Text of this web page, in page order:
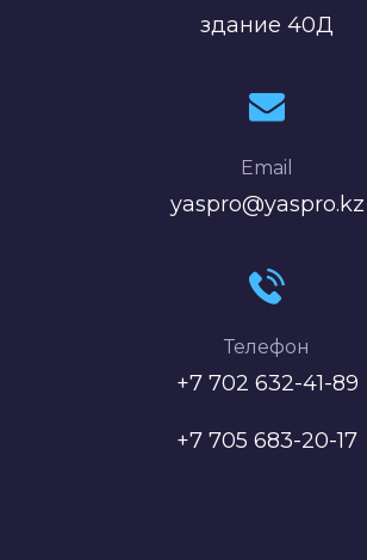
здание 40Д
Email
yaspro@yaspro.kz
Телефон
+7 702 632-41-89
+7 705 683-20-17